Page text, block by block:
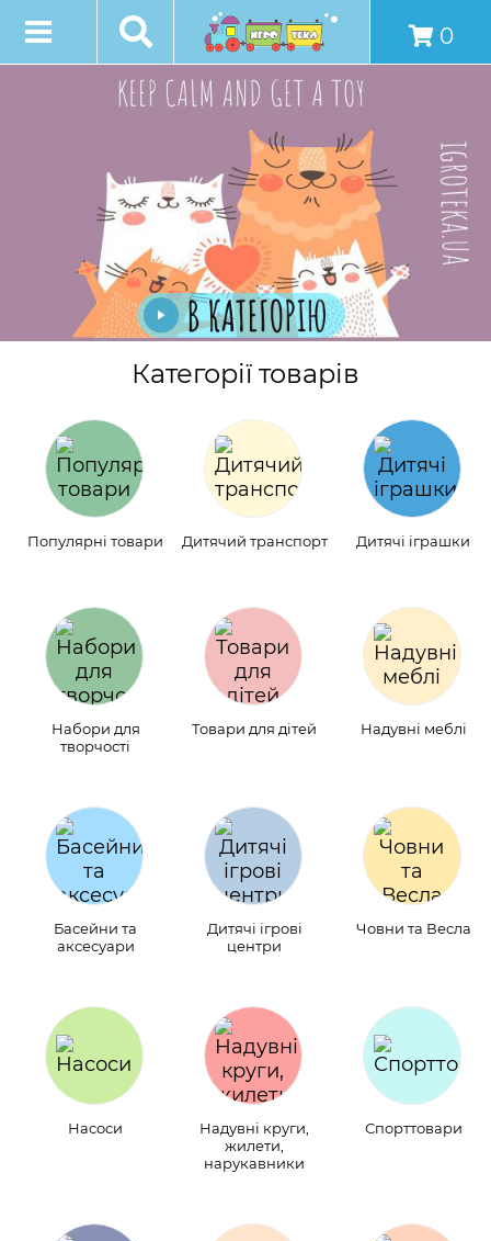
0
Категорії товарів
Популярні товари Дитячий транспорт Дитячі іграшки
Набори для
творчості
Товари для дітей Надувні меблі
Басейни та
аксесуари
Дитячі ігрові
центри
Човни та Весла
Насоси
Надувні круги,
жилети,
нарукавники
Спорттовари